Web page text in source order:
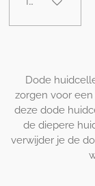
Dode
zorgen voor
deze dode
de diepere
verwijder je de